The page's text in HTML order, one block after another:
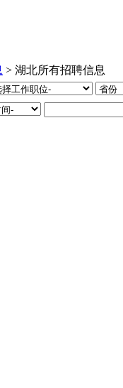
> 湖北所有招聘信息